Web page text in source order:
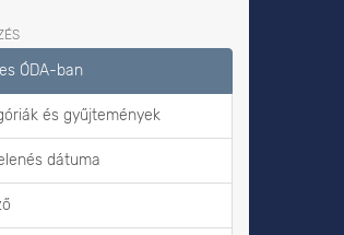
ÓDA-ban
és gyűjtemények
dátuma